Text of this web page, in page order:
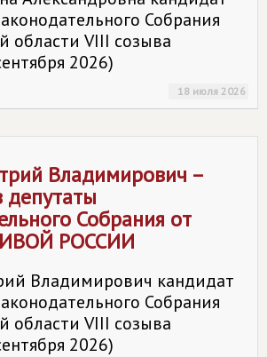
Собрания
области VIII созыва
2026)
18 июля 2026
Владимирович –
депутаты
Собрания от
РОССИИ
Владимирович кандидат
Собрания
области VIII созыва
2026)